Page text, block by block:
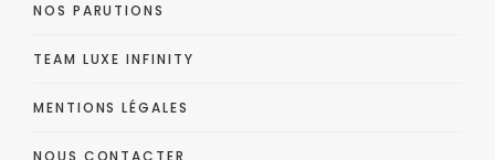
NOS PARUTIONS
TEAM LUXE INFINITY
MENTIONS LÉGALES